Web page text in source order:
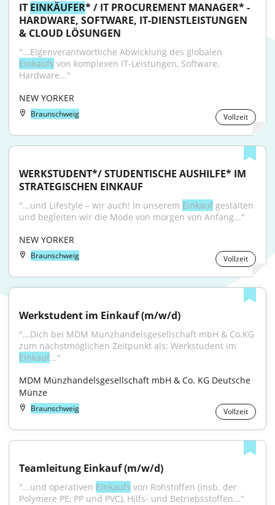
IT EINKÄUFER* / IT PROCUREMENT MANAGER* -
HARDWARE, SOFTWARE, IT-DIENSTLEISTUNGEN
& CLOUD LÖSUNGEN
Einkaufs von komplexen IT-Leistungen, Software,
Hardware..."
NEW YORKER
Braunschweig Vollzeit
WERKSTUDENT*/ STUDENTISCHE AUSHILFE* IM
STRATEGISCHEN EINKAUF
"...und Lifestyle – wir auch! In unserem Einkauf gestalten
und begleiten wir die Mode von morgen von Anfang..."
NEW YORKER
Braunschweig Vollzeit
Werkstudent im Einkauf (m/w/d)
"...Dich bei MDM Münzhandelsgesellschaft mbH & Co.KG
Einkauf..."
MDM Münzhandelsgesellschaft mbH & Co. KG Deutsche
Münze
Braunschweig Vollzeit
Teamleitung Einkauf (m/w/d)
"...und operativen Einkaufs von Rohstoffen (insb. der
Polymere PE, PP und PVC), Hilfs- und Betriebsstoffen..."